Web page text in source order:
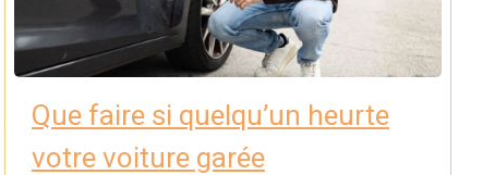
Que faire si quelqu’un heurte
votre voiture garée